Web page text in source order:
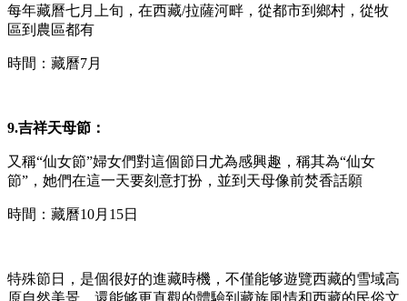
每年藏曆七月上旬，在西藏/拉薩河畔，從都市到鄉村，從牧
區到農區都有
時間：藏曆7月
9.吉祥天母節：
又稱“仙女節”婦女們對這個節日尤為感興趣，稱其為“仙女
節”，她們在這一天要刻意打扮，並到天母像前焚香話願
時間：藏曆10月15日
特殊節日，是個很好的進藏時機，不僅能够遊覽西藏的雪域高
原自然美景，還能够更直觀的體驗到藏族風情和西藏的民俗文